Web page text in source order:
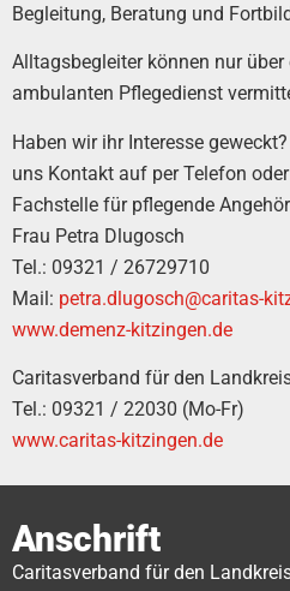
Begleitung, Beratung und
Alltagsbegleiter können nur über
ambulanten Pflegedienst
Haben wir ihr Interesse
uns Kontakt auf per Telefon
Fachstelle für pflegende
Frau Petra Dlugosch
Tel.: 09321 / 26729710
Mail: petra.dlugosch@caritas-
www.demenz-kitzingen.de
Caritasverband für den
Tel.: 09321 / 22030 (Mo-Fr)
www.caritas-kitzingen.de
Anschrift
Caritasverband für den